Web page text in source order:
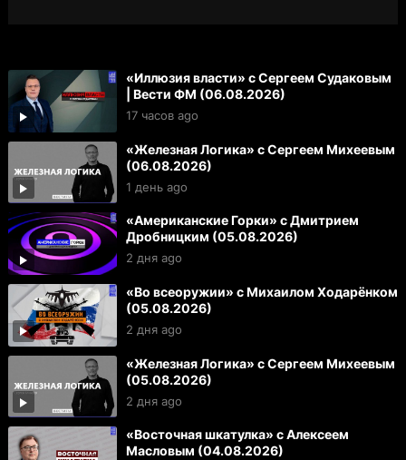
«Иллюзия власти» с Сергеем Судаковым
| Вести ФМ (06.08.2026)
17 часов ago
«Железная Логика» с Сергеем Михеевым
(06.08.2026)
1 день ago
«Американские Горки» с Дмитрием
Дробницким (05.08.2026)
2 дня ago
«Во всеоружии» с Михаилом Ходарёнком
(05.08.2026)
2 дня ago
«Железная Логика» с Сергеем Михеевым
(05.08.2026)
2 дня ago
«Восточная шкатулка» с Алексеем
Масловым (04.08.2026)